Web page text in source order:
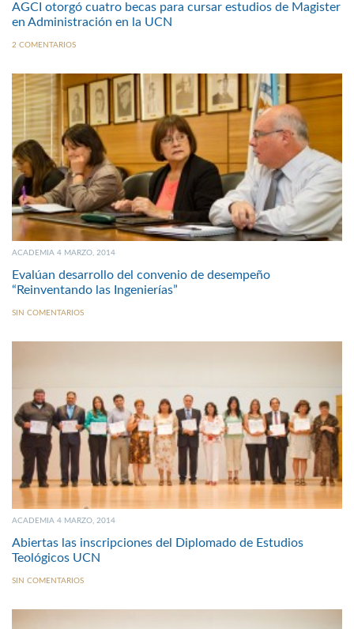
AGCI otorgó cuatro becas para cursar estudios de Magister
en Administración en la UCN
2 COMENTARIOS
ACADEMIA 4 MARZO, 2014
Evalúan desarrollo del convenio de desempeño
“Reinventando las Ingenierías”
SIN COMENTARIOS
ACADEMIA 4 MARZO, 2014
Abiertas las inscripciones del Diplomado de Estudios
Teológicos UCN
SIN COMENTARIOS